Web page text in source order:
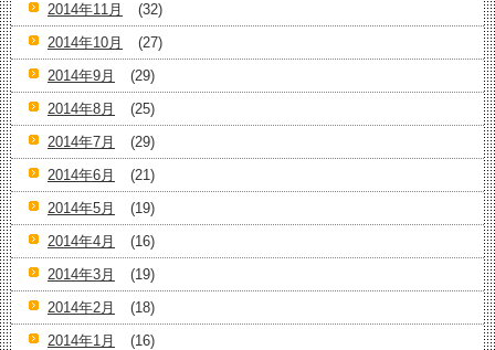
2014年11月
(32)
2014年10月
(27)
2014年9月
(29)
2014年8月
(25)
2014年7月
(29)
2014年6月
(21)
2014年5月
(19)
2014年4月
(16)
2014年3月
(19)
2014年2月
(18)
2014年1月
(16)